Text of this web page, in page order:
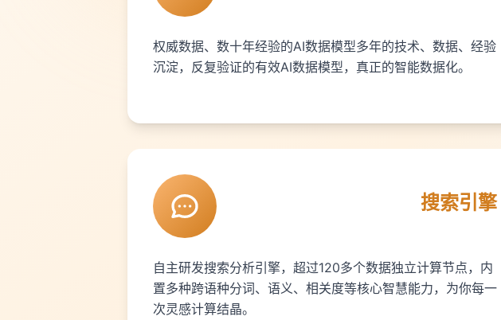
权威数据、数十年经验的AI数据模型多年的技术、数据、经验
沉淀，反复验证的有效AI数据模型，真正的智能数据化。
搜索引擎
自主研发搜索分析引擎，超过120多个数据独立计算节点，内
置多种跨语种分词、语义、相关度等核心智慧能力，为你每一
次灵感计算结晶。